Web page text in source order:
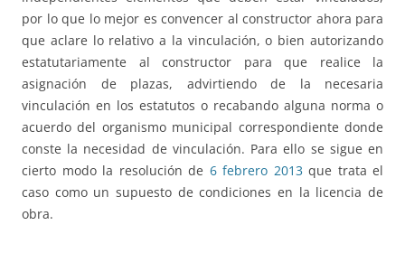
por lo que lo mejor es convencer al constructor ahora para
que aclare lo relativo a la vinculación, o bien autorizando
estatutariamente al constructor para que realice la
asignación de plazas, advirtiendo de la necesaria
vinculación en los estatutos o recabando alguna norma o
acuerdo del organismo municipal correspondiente donde
conste la necesidad de vinculación. Para ello se sigue en
cierto modo la resolución de 6 febrero 2013 que trata el
caso como un supuesto de condiciones en la licencia de
obra.